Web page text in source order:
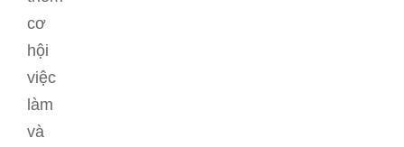
cơ
hội
việc
làm
và